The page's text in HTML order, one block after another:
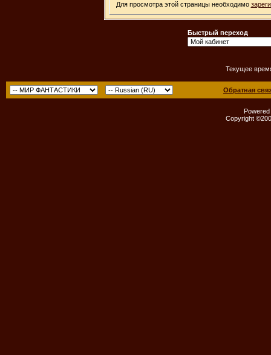
Для просмотра этой страницы необходимо
Быстрый переход
Текущее
Обратная
Copyright